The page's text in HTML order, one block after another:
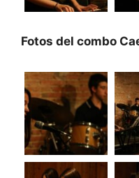
Fotos del combo